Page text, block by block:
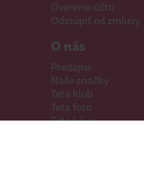
Overenie účtu
Odstúpiť od zmluvy
O nás
Predajne
Naše značky
Teta klub
Teta foto
Teta káva